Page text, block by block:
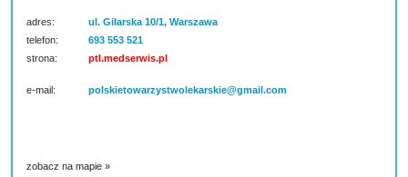
adres:
ul. Gilarska 10/1, Warszawa
telefon:
693 553 521
strona:
ptl.medserwis.pl
e-mail: polskietowarzystwolekarskie@gmail.com
zobacz na mapie »